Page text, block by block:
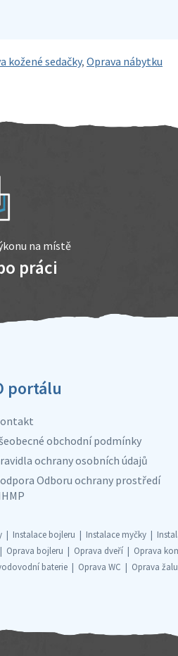
kožené sedačky, Oprava nábytku
na místě
práci
portálu
obchodní podmínky
ochrany osobních údajů
Odboru ochrany prostředí
Instalace bojleru Instalace myčky
Oprava bojleru Oprava dveří Oprava
baterie Oprava WC Oprava